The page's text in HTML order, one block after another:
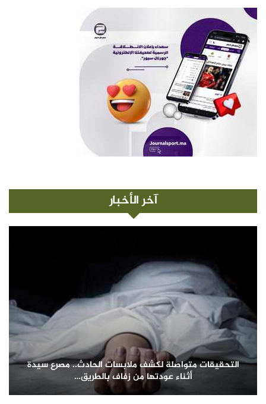
آخر الأخبار
التحقيقات متواصلة لكشف ملابسات الحادث.. مصرع سيدة
أثناء عودتها من زفاف بالطريق…